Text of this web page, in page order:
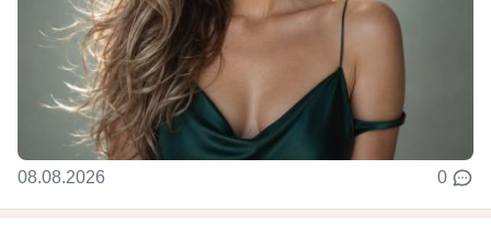
08.08.2026 0